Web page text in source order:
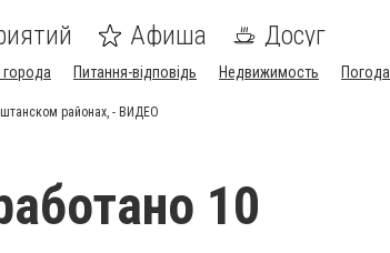
Афиша Досуг
города Питання-відповідь Недвижимость Погода
районах, - ВИДЕО
10